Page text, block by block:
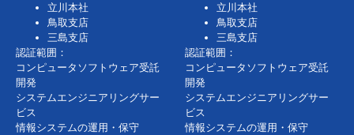
立川本社
鳥取支店
三島支店
認証範囲：
コンピュータソフトウェア受託
開発
システムエンジニアリングサー
ビス
情報システムの運用・保守
立川本社
鳥取支店
三島支店
認証範囲：
コンピュータソフトウェア受託
開発
システムエンジニアリングサー
ビス
情報システムの運用・保守